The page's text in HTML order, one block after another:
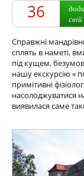
36
Справжні
сплять в наметі,
під кущем,
нашу екскурсію «
примітивні
насолоджуватися
виявилася саме